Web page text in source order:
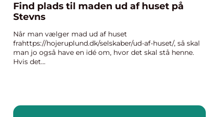
Find plads til maden ud af huset på
Stevns
Når man vælger mad ud af huset
frahttps://hojeruplund.dk/selskaber/ud-af-huset/, så skal
man jo også have en idé om, hvor det skal stå henne.
Hvis det...